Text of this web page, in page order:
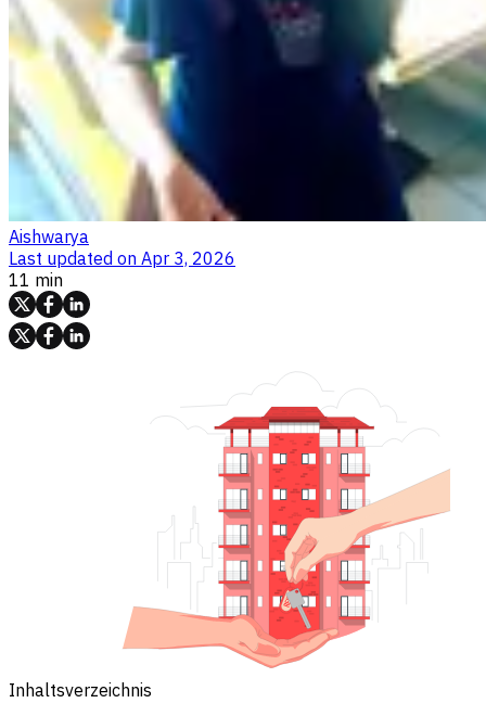
Aishwarya
Last updated on Apr 3, 2026
11 min
Inhaltsverzeichnis